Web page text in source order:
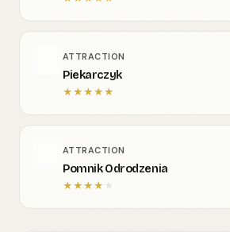
ATTRACTION
Piekarczyk
★★★★★
ATTRACTION
Pomnik Odrodzenia
★★★★ ★